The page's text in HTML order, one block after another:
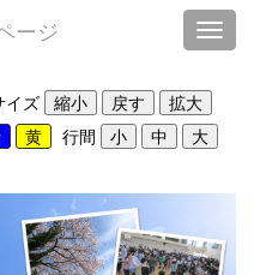
ージ
イズ
行間